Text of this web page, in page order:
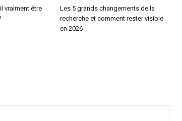
vraiment être
Les 5 grands changements de la
recherche et comment rester visible
en 2026